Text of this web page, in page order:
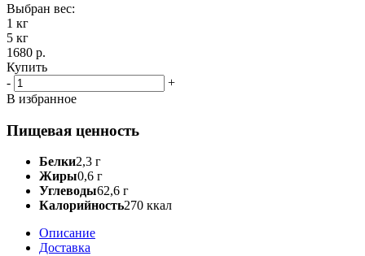
Выбран вес:
1 кг
5 кг
1680 р.
Купить
-
+
В избранное
Пищевая ценность
Белки2,3 г
Жиры0,6 г
Углеводы62,6 г
Калорийность270 ккал
Описание
Доставка